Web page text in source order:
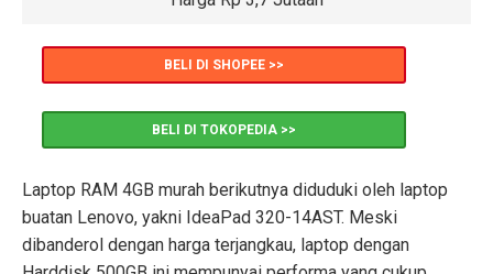
BELI DI SHOPEE >>
BELI DI TOKOPEDIA >>
Laptop RAM 4GB murah berikutnya diduduki oleh laptop
buatan Lenovo, yakni IdeaPad 320-14AST. Meski
dibanderol dengan harga terjangkau, laptop dengan